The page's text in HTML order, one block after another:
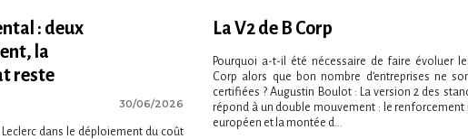
: deux
la
reste
30/06/2026
dans le déploiement du coût
La V2 de B Corp
Pourquoi a-t-il été nécessaire de faire évoluer
Corp alors que bon nombre d’entreprises ne
certifiées ? Augustin Boulot : La version 2 des
répond à un double mouvement : le renforcement
européen et la montée d...